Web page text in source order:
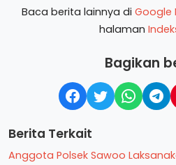
Baca berita lainnya di Google
halaman
Bagikan
Berita Terkait
Anggota Polsek Sawoo